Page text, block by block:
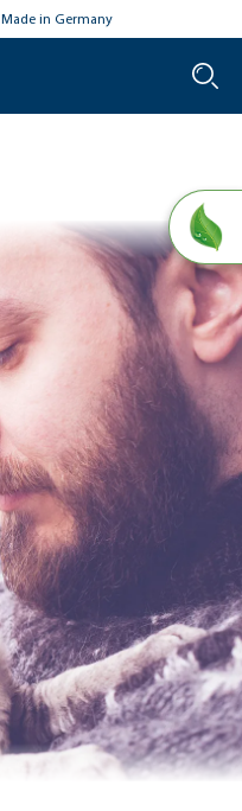
Made in Germany